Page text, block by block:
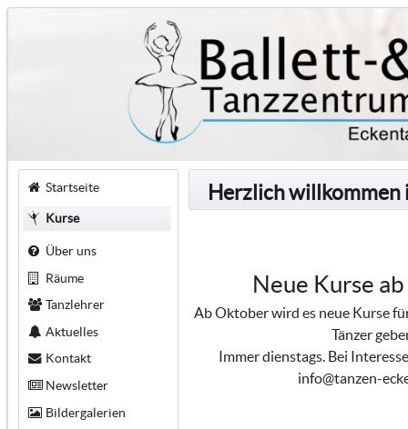
Startseite
Kurse
Über uns
Räume
Tanzlehrer
Aktuelles
Kontakt
Newsletter
Bildergalerien
Herzlich
Neue Kurse
Ab Oktober wird es neue Kurse
Tänzer
Immer dienstags. Bei
info@tanzen-